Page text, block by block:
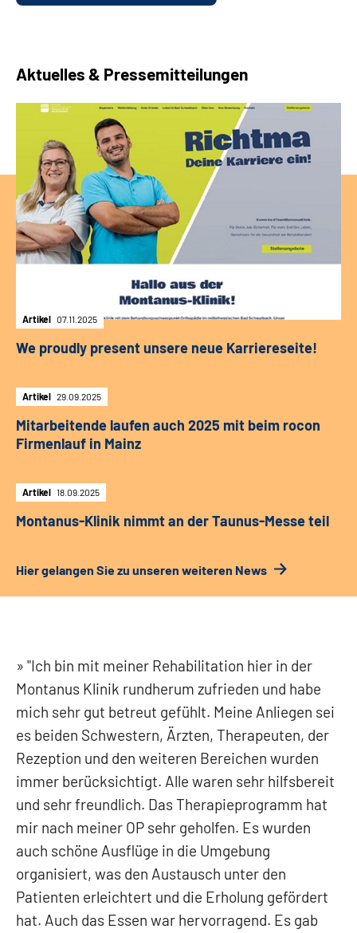
Aktuelles & Pressemitteilungen
Artikel 07.11.2025
We proudly present unsere neue Karriereseite!
Artikel 29.09.2025
Mitarbeitende laufen auch 2025 mit beim rocon
Firmenlauf in Mainz
Artikel 18.09.2025
Montanus-Klinik nimmt an der Taunus-Messe teil
Hier gelangen Sie zu unseren weiteren News
"Ich bin mit meiner Rehabilitation hier in der
Montanus Klinik rundherum zufrieden und habe
mich sehr gut betreut gefühlt. Meine Anliegen sei
es beiden Schwestern, Ärzten, Therapeuten, der
Rezeption und den weiteren Bereichen wurden
immer berücksichtigt. Alle waren sehr hilfsbereit
und sehr freundlich. Das Therapieprogramm hat
mir nach meiner OP sehr geholfen. Es wurden
auch schöne Ausflüge in die Umgebung
organisiert, was den Austausch unter den
Patienten erleichtert und die Erholung gefördert
hat. Auch das Essen war hervorragend. Es gab